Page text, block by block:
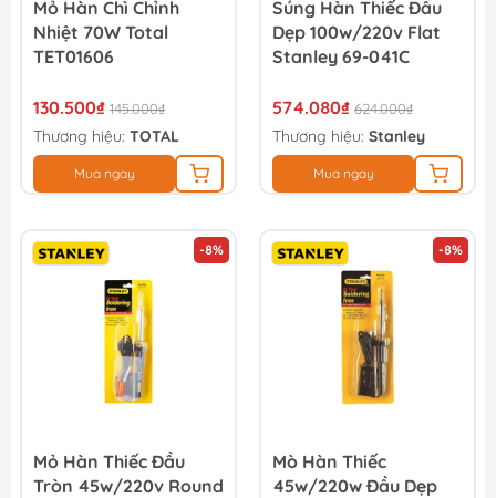
Mỏ Hàn Chì Chỉnh
Nhiệt 70W Total
TET01606
130.500₫ 145.000₫
Thương hiệu: TOTAL
Mua ngay
Súng Hàn Thiếc Đầu
Dẹp 100w/220v Flat
Stanley 69-041C
574.080₫ 624.000₫
Thương hiệu: Stanley
Mua ngay
-8%
Mỏ Hàn Thiếc Đầu
Tròn 45w/220v Round
-8%
Mò Hàn Thiếc
45w/220w Đầu Dẹp